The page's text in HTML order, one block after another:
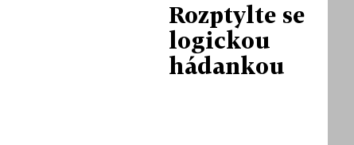
Rozptylte se
logickou
hádankou